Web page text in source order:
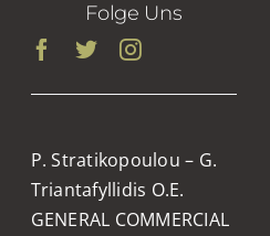
Folge Uns
P. Stratikopoulou – G.
Triantafyllidis O.E.
GENERAL COMMERCIAL